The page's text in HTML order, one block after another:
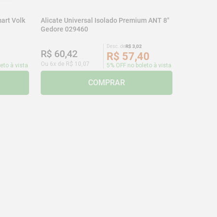
Volk
à vista
Alicate Universal Isolado Premium ANT 8"
Gedore 029460
R$ 60,42
Ou 6x de R$ 10 07
Desc. deR$ 3 02
R$ 57,40
5% OFF no boleto à vista
COMPRAR